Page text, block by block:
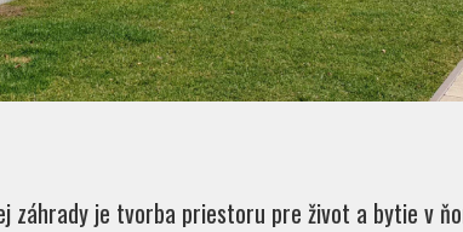
záhrady je tvorba priestoru pre život a bytie v